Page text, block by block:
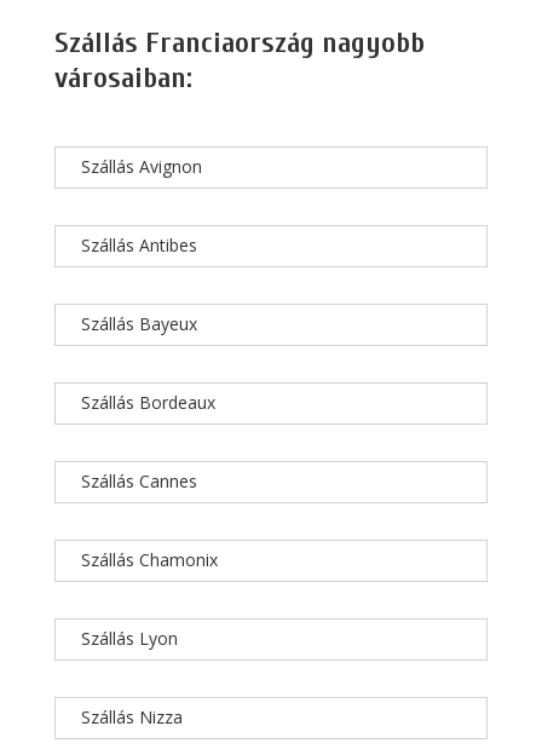
Szállás Franciaország nagyobb
városaiban:
Szállás Avignon
Szállás Antibes
Szállás Bayeux
Szállás Bordeaux
Szállás Cannes
Szállás Chamonix
Szállás Lyon
Szállás Nizza